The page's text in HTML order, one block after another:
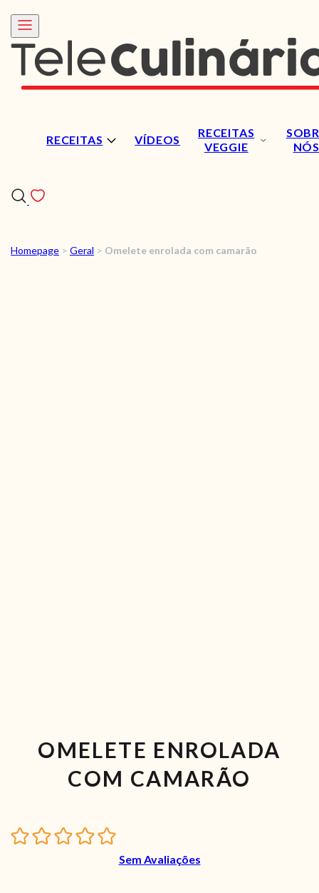
RECEITAS VÍDEOS
RECEITAS
VEGGIE
NÓS
RECEITAS
Homepage > Geral > Omelete enrolada com camarão
OMELETE ENROLADA
COM CAMARÃO
Sem Avaliações